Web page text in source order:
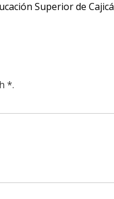
Superior de Cajicá
*.